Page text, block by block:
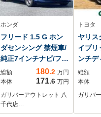
ホンダ
フリード 1.5 G ホン
ダセンシング 禁煙車/
純正7インチナビ/フル
セグTV/前後ドラレ
コ/ETC/バックカメラ/
追従式クルーズコン
トロール/両側パワー
スライド/LEDヘッド
総額 180.2 万円
本体
171.6 万円
ガリバーアウトレット 八
千代店…
トヨタ
ヤリス
イブリ
ンチデ
ーディ
マビュ
セグ
ライト
総額
本体
ガリバ